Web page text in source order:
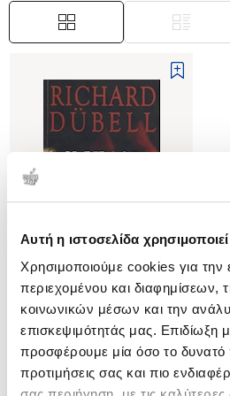
Αυτή η ιστοσελίδα
Χρησιμοποιούμε cookies για την
περιεχομένου και διαφημίσεων,
κοινωνικών μέσων και την
επισκεψιμότητάς μας. Επιδίωξη
προσφέρουμε μία όσο το δυνατό
προτιμήσεις σας και πιο
Εξαντλημένο
(1)
Η ΒΙΒΛΟΣ ΤΟΥ ΔΙΑΒΟΛΟΥ
CODEX GIGAS
DUBELL RICHARD
Κωδ. Πολιτείας:2540-3086